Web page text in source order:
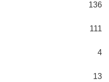
136
111
4
13